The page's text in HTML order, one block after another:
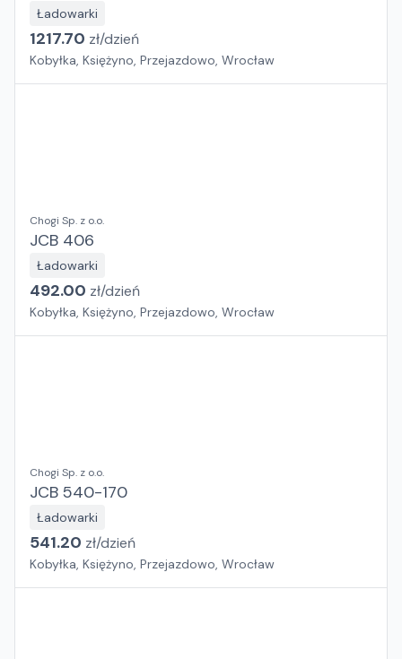
Ładowarki
1217.70 zł/dzień
Kobyłka, Księżyno, Przejazdowo, Wrocław
Chogi Sp. z o.o.
JCB 406
Ładowarki
492.00 zł/dzień
Kobyłka, Księżyno, Przejazdowo, Wrocław
Chogi Sp. z o.o.
JCB 540-170
Ładowarki
541.20 zł/dzień
Kobyłka, Księżyno, Przejazdowo, Wrocław